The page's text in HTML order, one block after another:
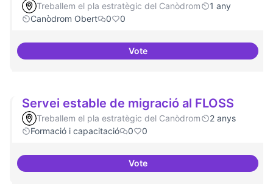
Treballem el pla estratègic del Canòdrom
1 any
Canòdrom Obert
0 0
VoteFestival feminisme digital
Servei estable de migració al FLOSS
Treballem el pla estratègic del Canòdrom
2 anys
Formació i capacitació
0 0
VoteServei estable de migració al